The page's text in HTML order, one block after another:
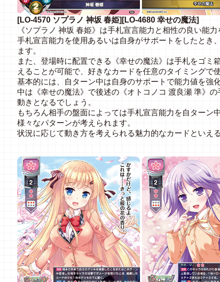
[LO-4570 ソプラノ 神坂 春姫][LO-4680 幸せの魔法]
《ソプラノ 神坂 春姫》は手札宣言能力と相性の良い能
手札宣言能力を使用あるいは自身がサポートをしたとき
ます。
また、登場時に配置できる《幸せの魔法》は手札をゴミ
えることが可能で、好きなカードを任意のタイミングで
基本的には、自ターン中は自身のサポートで能力値を強
中は《幸せの魔法》で後述の《オトコノコ 渡良瀬 準》
動きとなるでしょう。
もちろん相手の盤面によっては手札宣言能力を自ターン
様々なパターンが考えられます。
状況に応じて動き方を考えられる魅力的なカードといえ